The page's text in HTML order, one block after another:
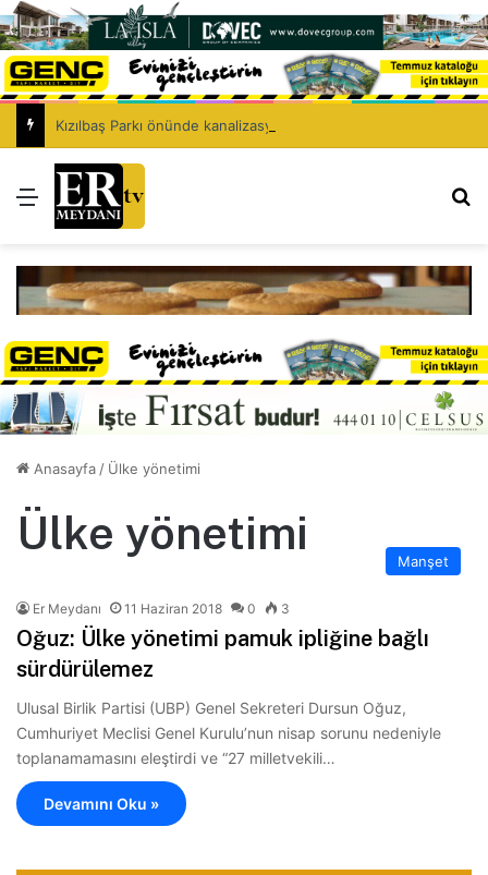
Menü
Anasayfa / Ülke yönetimi
Ülke yönetimi
Manşet
Er Meydanı 11 Haziran 2018 0 3
Oğuz: Ülke yönetimi pamuk ipliğine bağlı
sürdürülemez
Ulusal Birlik Partisi (UBP) Genel Sekreteri Dursun Oğuz,
Cumhuriyet Meclisi Genel Kurulu’nun nisap sorunu nedeniyle
toplanamamasını eleştirdi ve “27 milletvekili…
Devamını Oku »